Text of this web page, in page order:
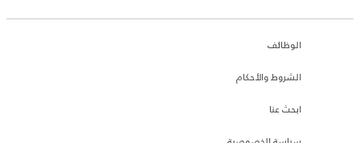
الوظائف
الشروط والأحكام
ابحث عنا